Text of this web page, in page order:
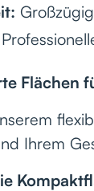
Flächen
Ihrem